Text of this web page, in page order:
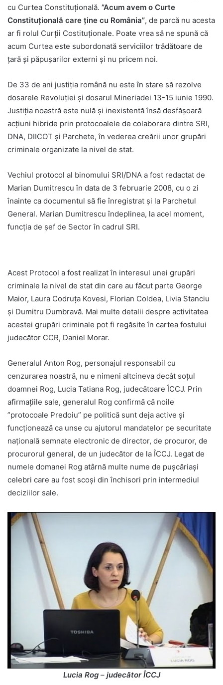
cu Curtea Constituțională. ”Acum avem o Curte
Constituțională care ține cu România”, de parcă nu acesta
ar fi rolul Curții Costituționale. Poate vrea să ne spună că
acum Curtea este subordonată serviciilor trădătoare de
țară și păpușarilor externi și nu pricem noi.
De 33 de ani justiția română nu este în stare să rezolve
dosarele Revoluției și dosarul Mineriadei 13-15 iunie 1990.
Justiția noastră este nulă și inexistentă însă desfășoară
acțiuni hibride prin protocoalele de colaborare dintre SRI,
DNA, DIICOT și Parchete, în vederea creării unor grupări
criminale organizate la nivel de stat.
Vechiul protocol al binomului SRI/DNA a fost redactat de
Marian Dumitrescu în data de 3 februarie 2008, cu o zi
înainte ca documentul să fie înregistrat și la Parchetul
General. Marian Dumitrescu îndeplinea, la acel moment,
funcția de șef de Sector în cadrul SRI.
Acest Protocol a fost realizat în interesul unei grupări
criminale la nivel de stat din care au făcut parte George
Maior, Laura Codruța Kovesi, Florian Coldea, Livia Stanciu
și Dumitru Dumbravă. Mai multe detalii despre activitatea
acestei grupări criminale pot fi regăsite în cartea fostului
judecător CCR, Daniel Morar.
Generalul Anton Rog, personajul responsabil cu
cenzurarea noastră, nu e nimeni altcineva decât soțul
doamnei Rog, Lucia Tatiana Rog, judecătoare ÎCCJ. Prin
afirmațiile sale, generalul Rog confirmă că noile
”protocoale Predoiu” pe politică sunt deja active și
funcționează ca unse cu ajutorul mandatelor pe securitate
națională semnate electronic de director, de procuror, de
procurorul general, de un judecător de la ÎCCJ. Legat de
numele domanei Rog atârnă multe nume de pușcăriași
celebri care au fost scoși din închisori prin intermediul
deciziilor sale.
Lucia Rog– judecător ÎCCJ